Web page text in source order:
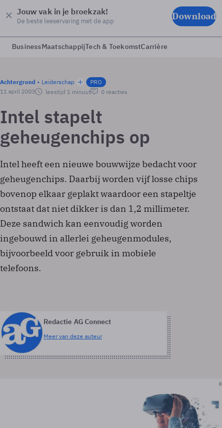
Jouw vak in je broekzak!
De beste leeservaring met de app Download
BusinessMaatschappijTech & ToekomstCarrière
Achtergrond Leiderschap
PRO
11 april 2003
leestijd 1 minuut 0 reacties
Intel stapelt
geheugenchips op
Intel heeft een nieuwe bouwwijze bedacht voor
geheugenchips. Daarbij worden vijf losse chips
bovenop elkaar geplakt waardoor een stapeltje
ontstaat dat niet dikker is dan 1,2 millimeter.
Deze sandwich kan eenvoudig worden
ingebouwd in allerlei geheugenmodules,
bijvoorbeeld voor gebruik in mobiele
telefoons.
Redactie AG Connect
Meer van deze auteur